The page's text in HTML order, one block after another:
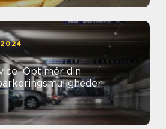
Optimér din